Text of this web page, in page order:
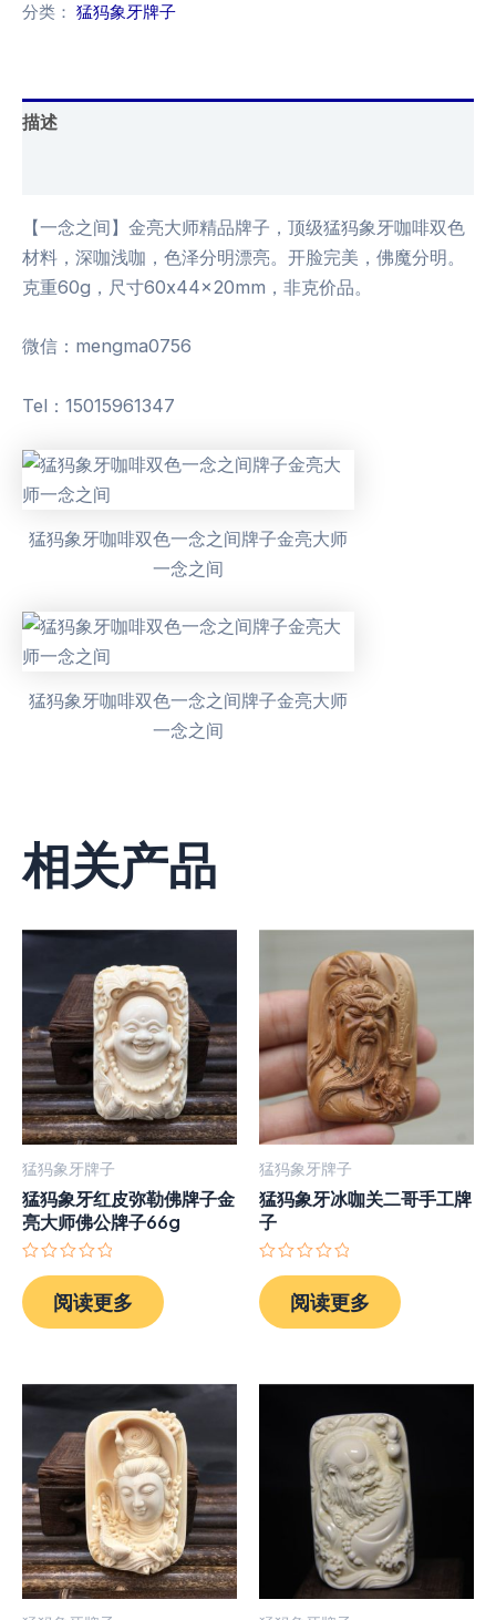
分类： 猛犸象牙牌子
描述
【一念之间】金亮大师精品牌子，顶级猛犸象牙咖啡双色
材料，深咖浅咖，色泽分明漂亮。开脸完美，佛魔分明。
克重60g，尺寸60x44x20mm，非克价品。
微信：mengma0756
Tel：15015961347
猛犸象牙咖啡双色一念之间牌子金亮大师
一念之间
猛犸象牙咖啡双色一念之间牌子金亮大师
一念之间
相关产品
猛犸象牙牌子
猛犸象牙红皮弥勒佛牌子金
亮大师佛公牌子66g
评
分
0
&sol;
阅读更多
猛犸象牙牌子
猛犸象牙冰咖关二哥手工牌
子
评
分
0
&sol;
阅读更多